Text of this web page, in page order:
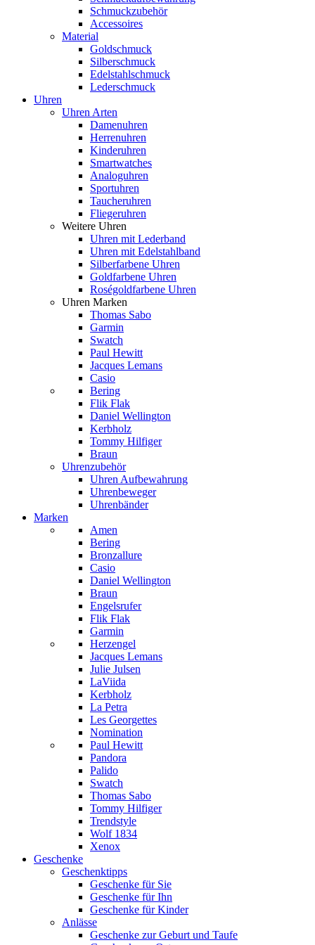
Schmuckzubehör
Accessoires
Material
Goldschmuck
Silberschmuck
Edelstahlschmuck
Lederschmuck
Uhren
Uhren Arten
Damenuhren
Herrenuhren
Kinderuhren
Smartwatches
Analoguhren
Sportuhren
Taucheruhren
Fliegeruhren
Weitere Uhren
Uhren mit Lederband
Uhren mit Edelstahlband
Silberfarbene Uhren
Goldfarbene Uhren
Roségoldfarbene Uhren
Uhren Marken
Thomas Sabo
Garmin
Swatch
Paul Hewitt
Jacques Lemans
Casio
Bering
Flik Flak
Daniel Wellington
Kerbholz
Tommy Hilfiger
Braun
Uhrenzubehör
Uhren Aufbewahrung
Uhrenbeweger
Uhrenbänder
Marken
Amen
Bering
Bronzallure
Casio
Daniel Wellington
Braun
Engelsrufer
Flik Flak
Garmin
Herzengel
Jacques Lemans
Julie Julsen
LaViida
Kerbholz
La Petra
Les Georgettes
Nomination
Paul Hewitt
Pandora
Palido
Swatch
Thomas Sabo
Tommy Hilfiger
Trendstyle
Wolf 1834
Xenox
Geschenke
Geschenktipps
Geschenke für Sie
Geschenke für Ihn
Geschenke für Kinder
Anlässe
Geschenke zur Geburt und Taufe